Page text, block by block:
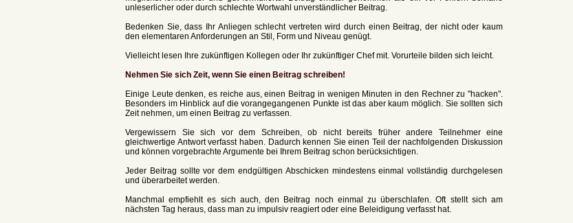
unleserlicher oder durch schlechte Wortwahl unverständlicher Beitrag.
Bedenken Sie, dass Ihr Anliegen schlecht vertreten wird durch einen Beitrag, der nicht oder kaum
den elementaren Anforderungen an Stil, Form und Niveau genügt.
Vielleicht lesen Ihre zukünftigen Kollegen oder Ihr zukünftiger Chef mit. Vorurteile bilden sich leicht.
Nehmen Sie sich Zeit, wenn Sie einen Beitrag schreiben!
Einige Leute denken, es reiche aus, einen Beitrag in wenigen Minuten in den Rechner zu "hacken".
Besonders im Hinblick auf die vorangegangenen Punkte ist das aber kaum möglich. Sie sollten sich
Zeit nehmen, um einen Beitrag zu verfassen.
Vergewissern Sie sich vor dem Schreiben, ob nicht bereits früher andere Teilnehmer eine
gleichwertige Antwort verfasst haben. Dadurch kennen Sie einen Teil der nachfolgenden Diskussion
und können vorgebrachte Argumente bei Ihrem Beitrag schon berücksichtigen.
Jeder Beitrag sollte vor dem endgültigen Abschicken mindestens einmal vollständig durchgelesen
und überarbeitet werden.
Manchmal empfiehlt es sich auch, den Beitrag noch einmal zu überschlafen. Oft stellt sich am
nächsten Tag heraus, dass man zu impulsiv reagiert oder eine Beleidigung verfasst hat.